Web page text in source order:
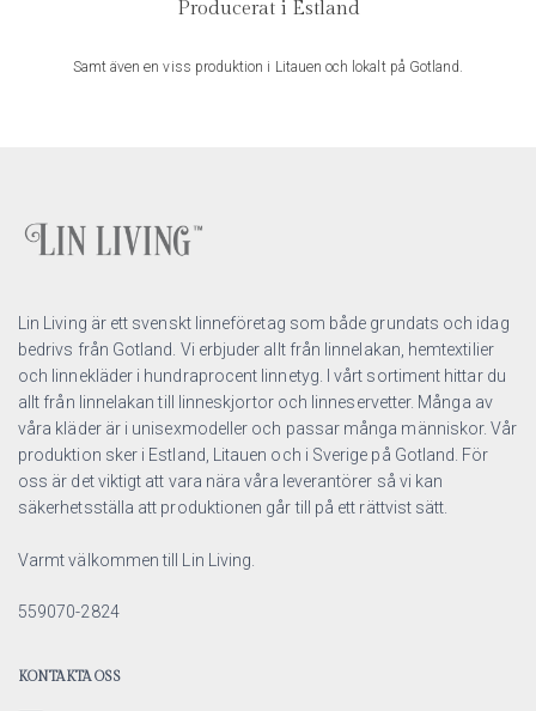
Producerat i Estland
Samt även en viss produktion i Litauen och lokalt på Gotland.
Lin Living är ett svenskt linneföretag som både grundats och idag
bedrivs från Gotland. Vi erbjuder allt från linnelakan, hemtextilier
och linnekläder i hundraprocent linnetyg. I vårt sortiment hittar du
allt från linnelakan till linneskjortor och linneservetter. Många av
våra kläder är i unisexmodeller och passar många människor. Vår
produktion sker i Estland, Litauen och i Sverige på Gotland. För
oss är det viktigt att vara nära våra leverantörer så vi kan
säkerhetsställa att produktionen går till på ett rättvist sätt.
Varmt välkommen till Lin Living.
559070-2824
KONTAKTA OSS